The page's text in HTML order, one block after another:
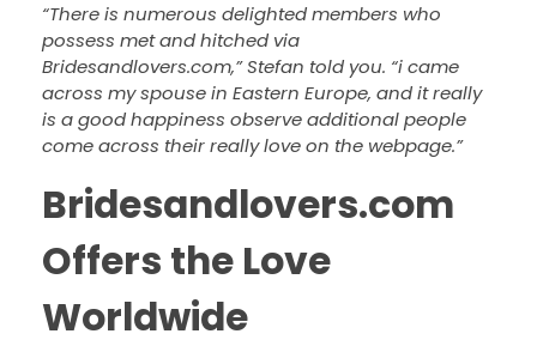
“There is numerous delighted members who
possess met and hitched via
Bridesandlovers.com,” Stefan told you. “i came
across my spouse in Eastern Europe, and it really
is a good happiness observe additional people
come across their really love on the webpage.”
Bridesandlovers.com
Offers the Love
Worldwide